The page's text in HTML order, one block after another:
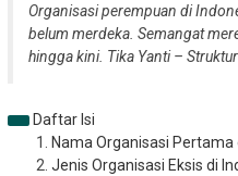
Organisasi perempuan di
belum merdeka. Semangat
hingga kini. Tika Yanti –
Daftar Isi
Nama Organisasi Pertama
Jenis Organisasi Eksis di